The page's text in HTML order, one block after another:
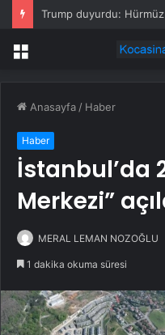
Trump duyurdu: Hürmüz
Menü
Anasayfa / Haber
Haber
İstanbul’da
Merkezi”
MERAL LEMAN NOZOĞLU
1 dakika okuma süresi